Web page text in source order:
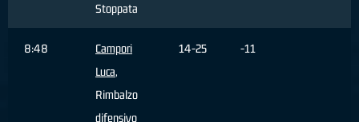
Stoppata
8:48
Campori
Luca,
Rimbalzo
difensivo
14-25 -11